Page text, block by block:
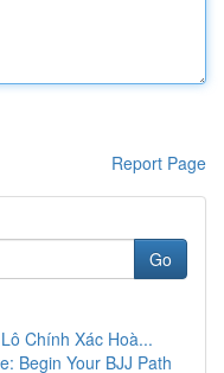
Report Page
Go
Chính Xác Hoà...
Begin Your BJJ Path